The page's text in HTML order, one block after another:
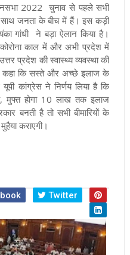
2022 चुनाव से पहले सभी
साथ जनता के बीच में हैं। इस कड़ी
गांधी ने बड़ा ऐलान किया है।
काल में और अभी प्रदेश में
प्रदेश की स्वास्थ्य व्यवस्था की
कहा कि सस्ते और अच्छे इलाज के
कांग्रेस ने निर्णय लिया है कि
मुफ्त होगा 10 लाख तक इलाज
बनती है तो सभी बीमारियों के
कराएगी।
Twitter